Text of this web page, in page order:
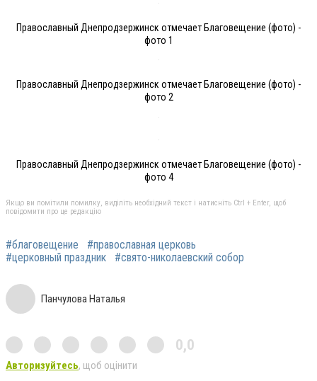
Православный Днепродзержинск отмечает Благовещение (фото) -
фото 1
Православный Днепродзержинск отмечает Благовещение (фото) -
фото 2
Православный Днепродзержинск отмечает Благовещение (фото) -
фото 4
Якщо ви помітили помилку, виділіть необхідний текст і натисніть Ctrl + Enter, щоб
повідомити про це редакцію
#благовещение
#православная церковь
#церковный праздник
#свято-николаевский собор
Панчулова Наталья
0,0
Авторизуйтесь, щоб оцінити